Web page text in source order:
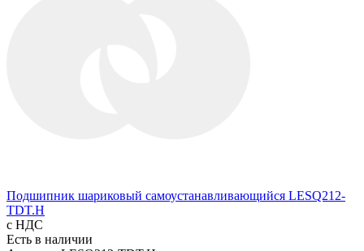
Подшипник шариковый самоустанавливающийся LESQ212-
TDT.H
с НДС
Есть в наличии